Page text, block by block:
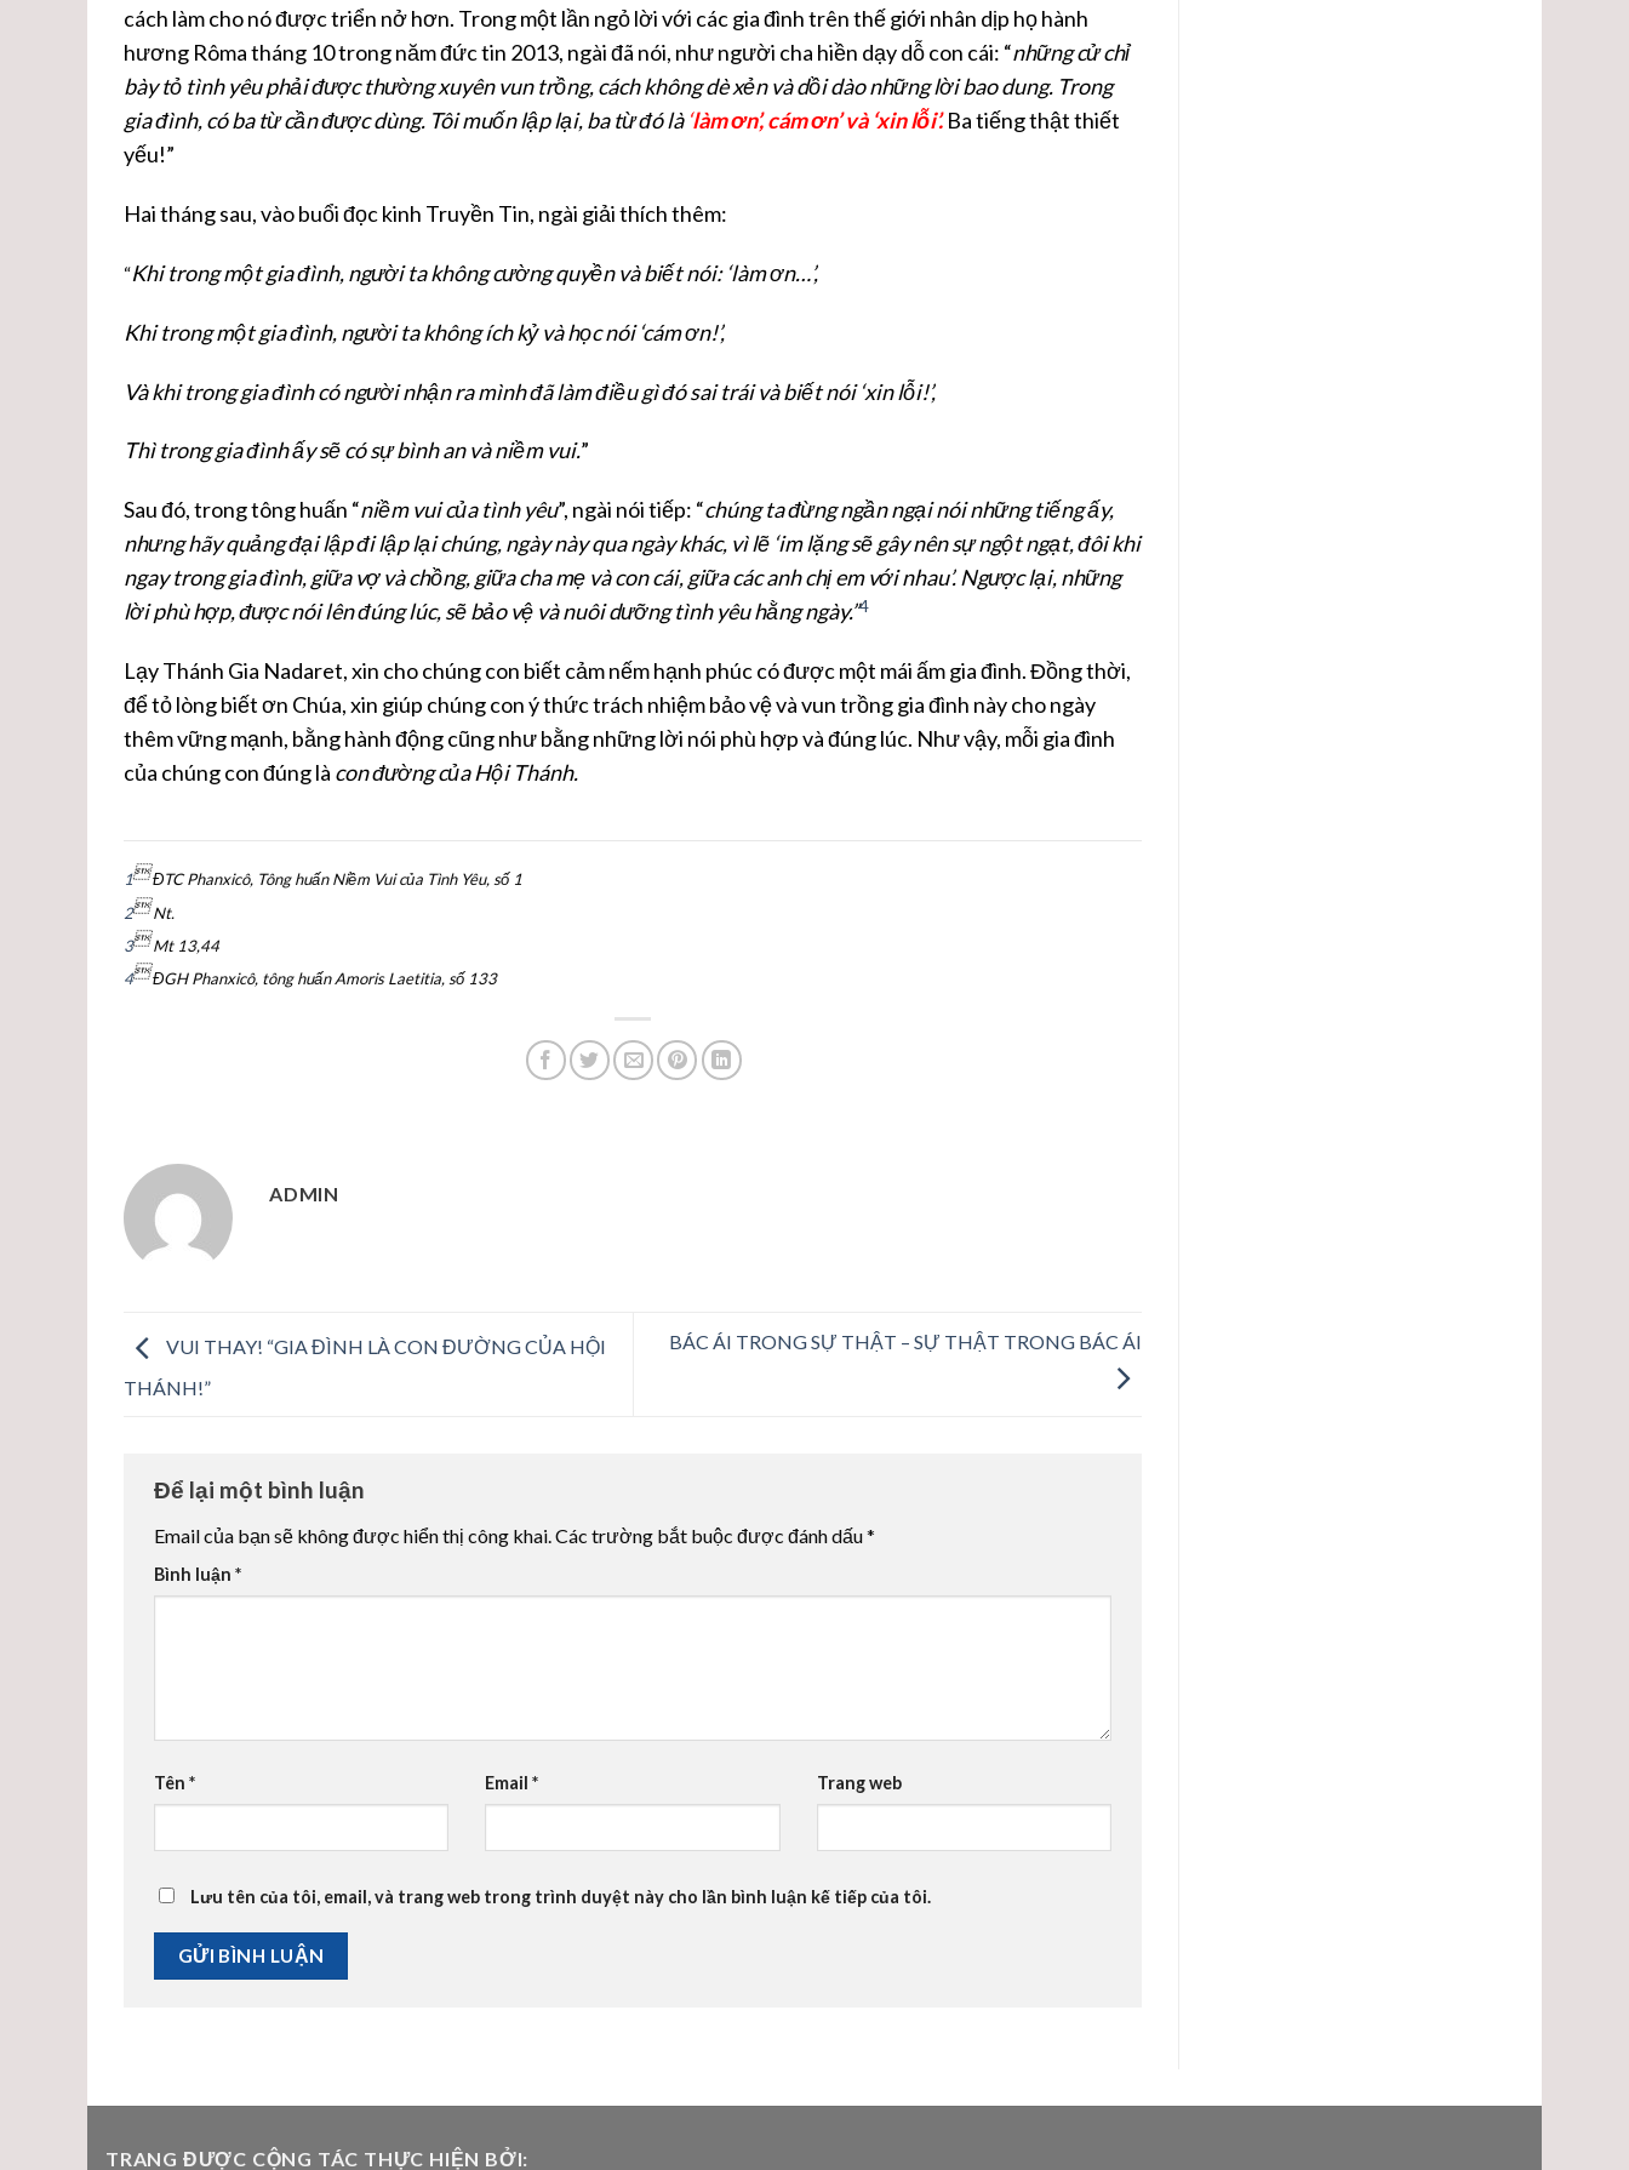
cách làm cho nó được triển nở hơn. Trong một lần ngỏ lời với các gia đình trên thế giới nhân dịp họ hành
hương Rôma tháng 10 trong năm đức tin 2013, ngài đã nói, như người cha hiền dạy dỗ con cái: “những cử chỉ
bày tỏ tình yêu phải được thường xuyên vun trồng, cách không dè xẻn và dồi dào những lời bao dung. Trong
gia đình, có ba từ cần được dùng. Tôi muốn lập lại, ba từ đó là ‘làm ơn’, cám ơn’ và ‘xin lỗi’.Ba tiếng thật thiết
yếu!”
Hai tháng sau, vào buổi đọc kinh Truyền Tin, ngài giải thích thêm:
“Khi trong một gia đình, người ta không cường quyền và biết nói: ‘làm ơn…’,
Khi trong một gia đình, người ta không ích kỷ và học nói ‘cám ơn!’,
Và khi trong gia đình có người nhận ra mình đã làm điều gì đó sai trái và biết nói ‘xin lỗi!’,
Thì trong gia đình ấy sẽ có sự bình an và niềm vui.”
Sau đó, trong tông huấn “niềm vui của tình yêu”, ngài nói tiếp: “chúng ta đừng ngần ngại nói những tiếng ấy,
nhưng hãy quảng đại lập đi lập lại chúng, ngày này qua ngày khác, vì lẽ ‘im lặng sẽ gây nên sự ngột ngạt, đôi khi
ngay trong gia đình, giữa vợ và chồng, giữa cha mẹ và con cái, giữa các anh chị em với nhau’. Ngược lại, những
lời phù hợp, được nói lên đúng lúc, sẽ bảo vệ và nuôi dưỡng tình yêu hằng ngày.”4
Lạy Thánh Gia Nadaret, xin cho chúng con biết cảm nếm hạnh phúc có được một mái ấm gia đình. Đồng thời,
để tỏ lòng biết ơn Chúa, xin giúp chúng con ý thức trách nhiệm bảo vệ và vun trồng gia đình này cho ngày
thêm vững mạnh, bằng hành động cũng như bằng những lời nói phù hợp và đúng lúc. Như vậy, mỗi gia đình
của chúng con đúng là con đường của Hội Thánh.
1ĐTC Phanxicô, Tông huấn Niềm Vui của Tình Yêu, số 1
2Nt.
3Mt 13,44
4ĐGH Phanxicô, tông huấn Amoris Laetitia, số 133
ADMIN
VUI THAY! “GIA ĐÌNH LÀ CON ĐƯỜNG CỦA HỘI
THÁNH!”
BÁC ÁI TRONG SỰ THẬT – SỰ THẬT TRONG BÁC ÁI
Để lại một bình luận
Email của bạn sẽ không được hiển thị công khai.Các trường bắt buộc được đánh dấu*
Bình luận *
Tên * Email* Trang web
Lưu tên của tôi, email, và trang web trong trình duyệt này cho lần bình luận kế tiếp của tôi.
TRANG ĐƯỢC CỘNG TÁC THỰC HIỆN BỞI: